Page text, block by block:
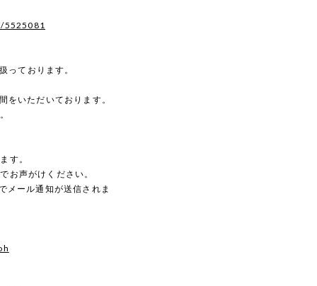
5525081
ております。
をいただいております。
す。
お声がけください。
メール通知が送信されま